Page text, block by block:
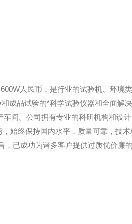
人民币，是行业的试验机、环境
成品试验的*科学试验仪器和全面解
间。公司拥有专业的科研机构和设
始终保持国内水平，质量可靠，技术
，已成功为诸多客户提供过质优价廉